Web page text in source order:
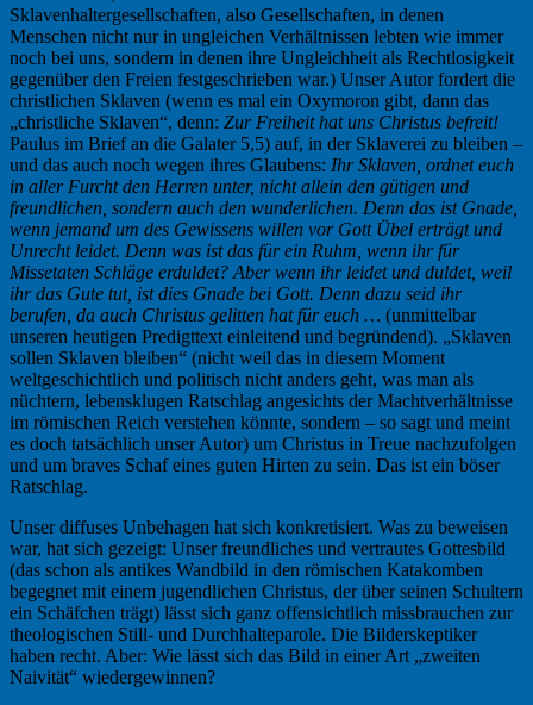
Sklavenhaltergesellschaften, also Gesellschaften, in denen
Menschen nicht nur in ungleichen Verhältnissen lebten wie immer
noch bei uns, sondern in denen ihre Ungleichheit als Rechtlosigkeit
gegenüber den Freien festgeschrieben war.) Unser Autor fordert die
christlichen Sklaven (wenn es mal ein Oxymoron gibt, dann das
„christliche Sklaven“, denn: Zur Freiheit hat uns Christus befreit!
Paulus im Brief an die Galater 5,5) auf, in der Sklaverei zu bleiben –
und das auch noch wegen ihres Glaubens: Ihr Sklaven, ordnet euch
in aller Furcht den Herren unter, nicht allein den gütigen und
freundlichen, sondern auch den wunderlichen. Denn das ist Gnade,
wenn jemand um des Gewissens willen vor Gott Übel erträgt und
Unrecht leidet. Denn was ist das für ein Ruhm, wenn ihr für
Missetaten Schläge erduldet? Aber wenn ihr leidet und duldet, weil
ihr das Gute tut, ist dies Gnade bei Gott. Denn dazu seid ihr
berufen, da auch Christus gelitten hat für euch … (unmittelbar
unseren heutigen Predigttext einleitend und begründend). „Sklaven
sollen Sklaven bleiben“ (nicht weil das in diesem Moment
weltgeschichtlich und politisch nicht anders geht, was man als
nüchtern, lebensklugen Ratschlag angesichts der Machtverhältnisse
im römischen Reich verstehen könnte, sondern – so sagt und meint
es doch tatsächlich unser Autor) um Christus in Treue nachzufolgen
und um braves Schaf eines guten Hirten zu sein. Das ist ein böser
Ratschlag.
Unser diffuses Unbehagen hat sich konkretisiert. Was zu beweisen
war, hat sich gezeigt: Unser freundliches und vertrautes Gottesbild
(das schon als antikes Wandbild in den römischen Katakomben
begegnet mit einem jugendlichen Christus, der über seinen Schultern
ein Schäfchen trägt) lässt sich ganz offensichtlich missbrauchen zur
theologischen Still- und Durchhalteparole. Die Bilderskeptiker
haben recht. Aber: Wie lässt sich das Bild in einer Art „zweiten
Naivität“ wiedergewinnen?